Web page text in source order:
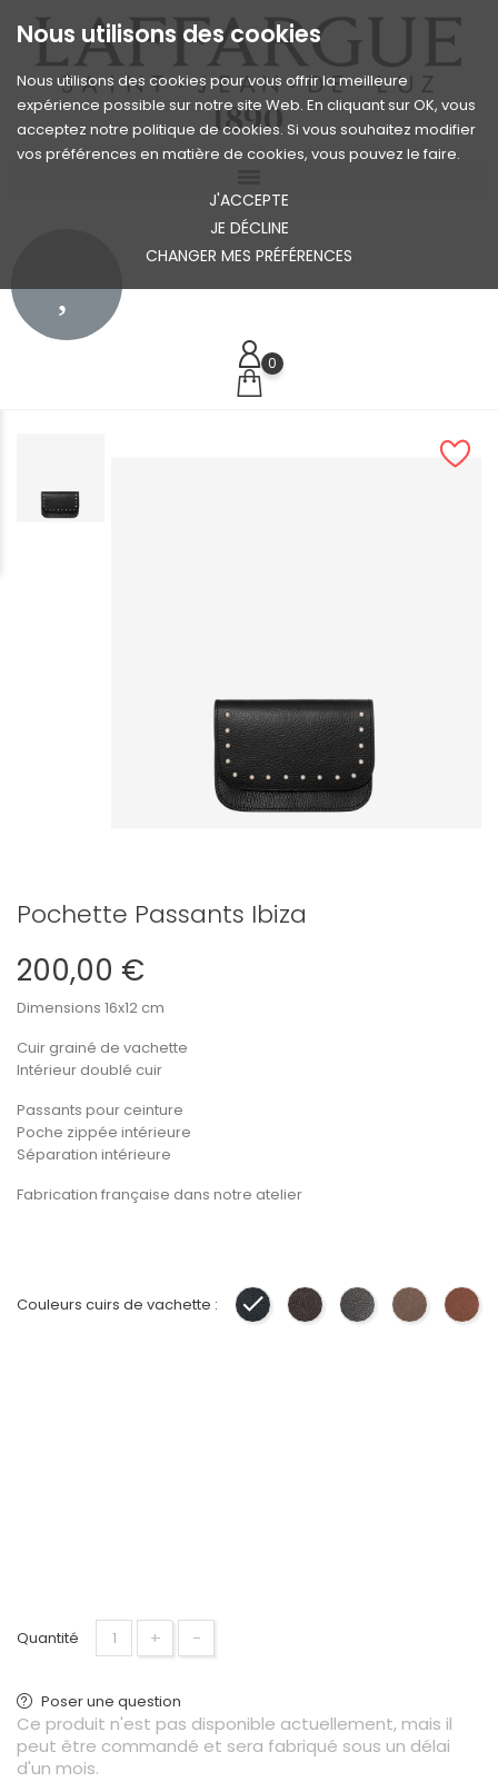
Nous utilisons des cookies
Nous utilisons des cookies pour vous offrir la meilleure
expérience possible sur notre site Web. En cliquant sur OK, vous
acceptez notre politique de cookies. Si vous souhaitez modifier
vos préférences en matière de cookies, vous pouvez le faire.
J'ACCEPTE
JE DÉCLINE
CHANGER MES PRÉFÉRENCES
0
Pochette Passants Ibiza
200,00 €
Dimensions 16x12 cm
Cuir grainé de vachette
Intérieur doublé cuir
Passants pour ceinture
Poche zippée intérieure
Séparation intérieure
Fabrication française dans notre atelier
Couleurs cuirs de vachette : Noir MarronGris Taupe
Quantité + −
Poser une question
Ce produit n'est pas disponible actuellement, mais il
peut être commandé et sera fabriqué sous un délai
d'un mois.